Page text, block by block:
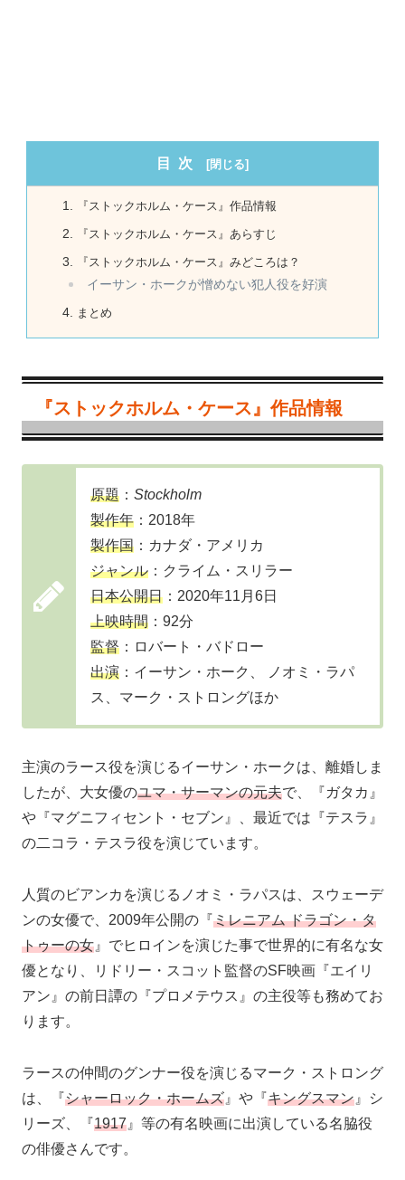
目次
『ストックホルム・ケース』作品情報
『ストックホルム・ケース』あらすじ
『ストックホルム・ケース』みどころは？
イーサン・ホークが憎めない犯人役を好演
まとめ
『ストックホルム・ケース』作品情報
原題 ： Stockholm
製作年 ：2018年
製作国 ：カナダ・アメリカ
ジャンル ：クライム・スリラー
日本公開日 ：2020年11月6日
上映時間 ：92分
監督 ：ロバート・バドロー
出演 ：イーサン・ホーク、 ノオミ・ラパ
ス、マーク・ストロングほか
主演のラース役を演じるイーサン・ホークは、離婚しま
したが、大女優のユマ・サーマンの元夫で、『ガタカ』
や『マグニフィセント・セブン』、最近では『テスラ』
の二コラ・テスラ役を演じています。
人質のビアンカを演じるノオミ・ラパスは、スウェーデ
ンの女優で、2009年公開の『ミレニアム ドラゴン・タ
トゥーの女 』でヒロインを演じた事で世界的に有名な女
優となり、リドリー・スコット監督のSF映画『エイリ
アン』の前日譚の『プロメテウス』の主役等も務めてお
ります。
ラースの仲間のグンナー役を演じるマーク・ストロング
は、『シャーロック・ホームズ 』や『キングスマン 』シ
リーズ、『1917 』等の有名映画に出演している名脇役
の俳優さんです。